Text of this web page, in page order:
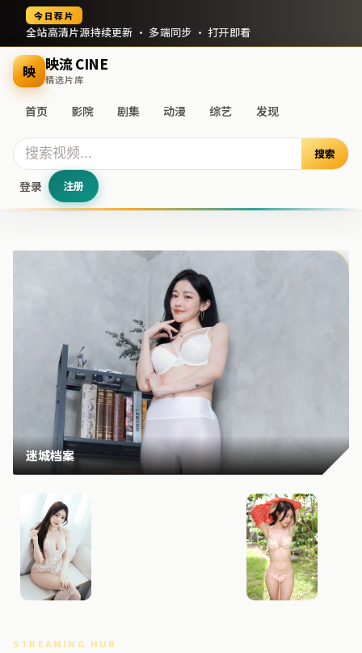
今日荐片
全站高清片源持续更新 · 多端同步 · 打开即看
映 映流 CINE
精选片库
首页 影院 剧集 动漫 综艺 发现
搜索
登录 注册
STREAMING HUB
迷城档案